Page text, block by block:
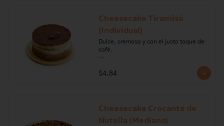
sulfitos, soya.
Cheesecake Tiramisú
(Individual)
Dulce, cremoso y con el justo toque de
café.
Ingredientes: azúcar, crema de leche,
gelatina sin sabor, queso crema, sal,
huevo, mantequilla, harina, polvo para
huevo, gluten, soya
$4.84
Cheesecake Crocante de
Nutella (Mediano)